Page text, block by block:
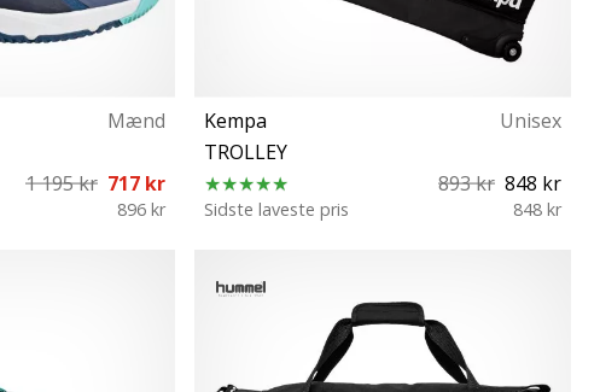
Mænd
1 195 kr 717 kr
896 kr
Kempa
Unisex
TROLLEY
893 kr 848 kr
Sidste laveste pris 848 kr